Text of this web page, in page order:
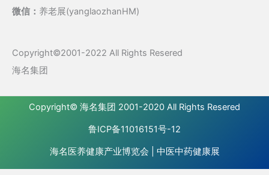
微信： 养老展(yanglaozhanHM)
Copyright©2001-2022 All Rights Resered
海名集团
Copyright© 海名集团 2001-2020 All Rights Resered
鲁ICP备11016151号-12
海名医养健康产业博览会 中医中药健康展